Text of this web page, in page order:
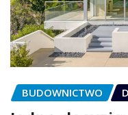
BUDOWNICTWO